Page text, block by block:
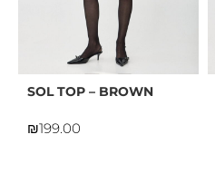
SOL TOP – BROWN
₪